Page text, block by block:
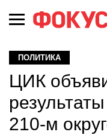
ПОЛИТИКА
ЦИК
210-м